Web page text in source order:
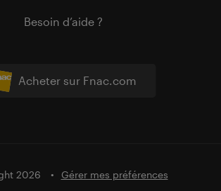
Acheter sur Fnac.com
Besoin d’aide ?
2026 Gérer mes préférences